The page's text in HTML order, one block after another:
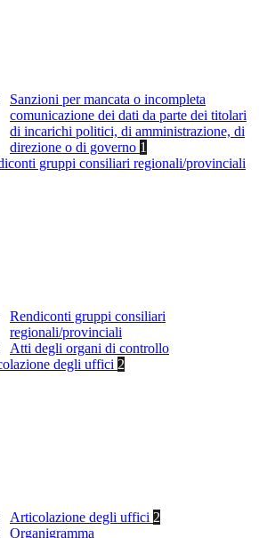
Sanzioni per mancata o incompleta
comunicazione dei dati da parte dei titolari
di incarichi politici, di amministrazione, di
direzione o di governo 1
gruppi consiliari regionali/provinciali
Rendiconti gruppi consiliari
regionali/provinciali
Atti degli organi di controllo
degli uffici 2
Articolazione degli uffici 2
Organigramma